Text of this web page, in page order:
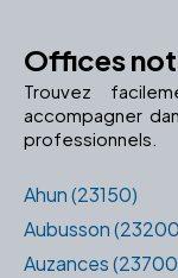
Offices
Trouvez
accompagner
professionnels.
Ahun (23150)
Aubusson
Auzances